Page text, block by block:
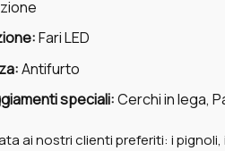
Fari LED
Antifurto
speciali:Cerchi in lega,
ai nostri clienti preferiti: i